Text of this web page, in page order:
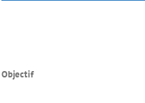
Objectif